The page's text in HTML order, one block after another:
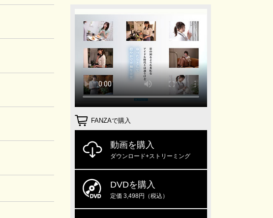
FANZAで購入
動画を購入
ダウンロード+ストリーミング
DVDを購入
定価 3,498円（税込）